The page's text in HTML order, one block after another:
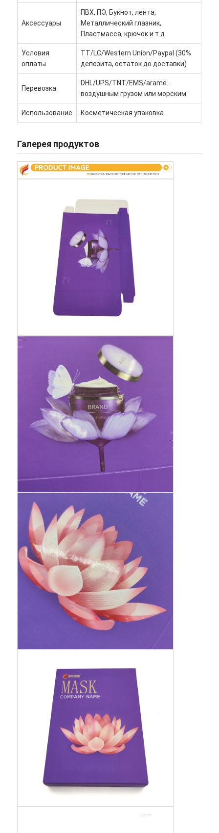
Экскурсия по заводу
Контроль качества
Связаться с нами
Новости
печать упаковочных коробок
Коробка для упаковки электроники
бумажные сумки подарка
Твердая подарочная коробка
складная бумажная коробка
дисплейная коробка
Торговые вилки
Наклейка с наклейкой
Сумка лицевой маски упаковывая
Печать брошюр на заказ
Красный пакет по заказу
Аксессуары
ПВХ, ПЭ, Букнот, лента,
Металлический глазник,
Пластмасса, крючок и т.д.
Условия
оплаты
TT/LC/Western Union/Paypal (30%
депозита, остаток до доставки)
Перевозка
DHL/UPS/TNT/EMS/arame...
воздушным грузом или морским
Использование Косметическая упаковка
Галерея продуктов